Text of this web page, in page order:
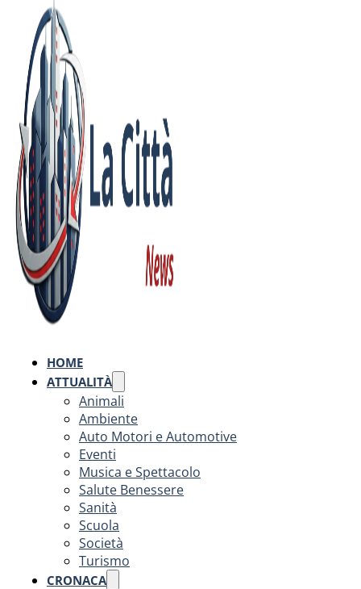
HOME
ATTUALITÀ
Animali
Ambiente
Auto Motori e Automotive
Eventi
Musica e Spettacolo
Salute Benessere
Sanità
Scuola
Società
Turismo
CRONACA